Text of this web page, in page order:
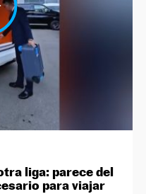
liga: parece del
para viajar